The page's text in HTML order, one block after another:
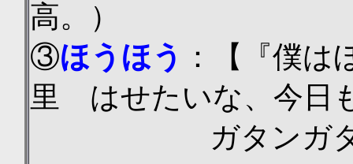
高。）
③ほうほう ：【『僕
里 はせたいな、今日
ガタンガ